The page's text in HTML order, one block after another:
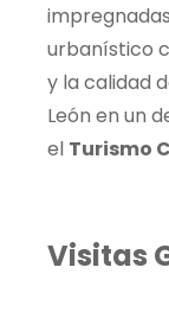
urbanístico
y la calidad
León en un
el Turismo
Visitas